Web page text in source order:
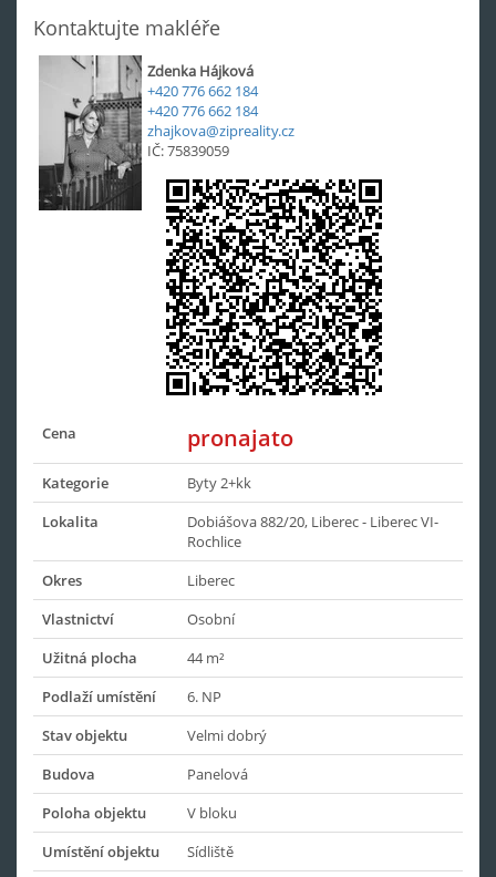
Kontaktujte makléře
Zdenka Hájková
+420 776 662 184
+420 776 662 184
zhajkova@zipreality.cz
IČ: 75839059
Cena pronajato
Kategorie
Byty 2+kk
Lokalita
Dobiášova 882/20, Liberec - Liberec VI-
Rochlice
Okres
Liberec
Vlastnictví
Osobní
Užitná plocha
44 m²
Podlaží umístění
6. NP
Stav objektu
Velmi dobrý
Budova
Panelová
Poloha objektu
V bloku
Umístění objektu
Sídliště